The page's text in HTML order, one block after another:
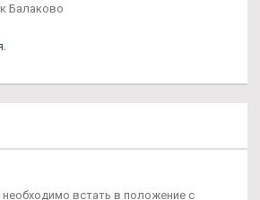
Балаково
необходимо встать в положение с